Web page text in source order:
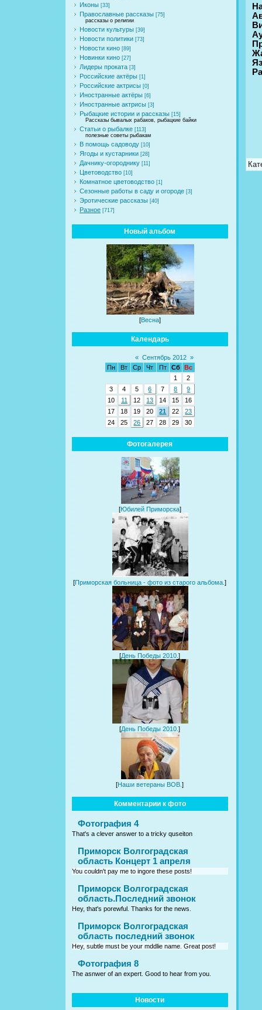
Иконы [33]
Православные рассказы [75]
рассказы о религии
Новости культуры [39]
Новости политики [73]
Новости кино [89]
Новинки кино [27]
Лидеры проката [3]
Российские актёры [1]
Российские актрисы [0]
Иностранные актёры [6]
Иностранные актрисы [3]
Рыбацкие истории и рассказы [15]
Рассказы бывалых рабаков, рыбацкие байки
Статьи о рыбалке [113]
полезные советы рыбакам
В помощь садоводу [10]
Ягоды и кустарники [28]
Дачнику-огороднику [11]
Цветоводство [10]
Комнатное цветоводство [1]
Сезонные работы в саду и огороде [3]
Эротические рассказы [40]
Разное [717]
Новый альбом
[Весна]
Календарь
« Сентябрь 2012 »
Пн
Вт Ср Чт Пт Сб
Вс
1
2
3
4 5 6 7 8
9
10
11 12 13 14 15
16
17
18 19 20 21 22
23
24
25 26 27 28 29 30
Фотогалерея
[Юбилей Приморска]
[Приморская больница - фото из старого альбома.]
[День Победы 2010.]
[День Победы 2010.]
[Наши ветераны ВОВ.]
Комментарии к фото
Фотография 4
That's a clever answer to a tricky quseiton
Приморск Волгоградская
область Концерт 1 апреля
You couldn't pay me to ingore these posts!
Приморск Волгоградская
область.Последний звонок
Hey, that's porewful. Thanks for the news.
Приморск Волгоградская
область последний звонок
Hey, subtle must be your mddlie name. Great post!
Фотография 8
The asnwer of an expert. Good to hear from you.
Новости